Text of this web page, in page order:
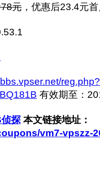
元 ，优惠后23.4元
reg.php?
有效期至：
探 本文链接地址：
vm7-vpszz-